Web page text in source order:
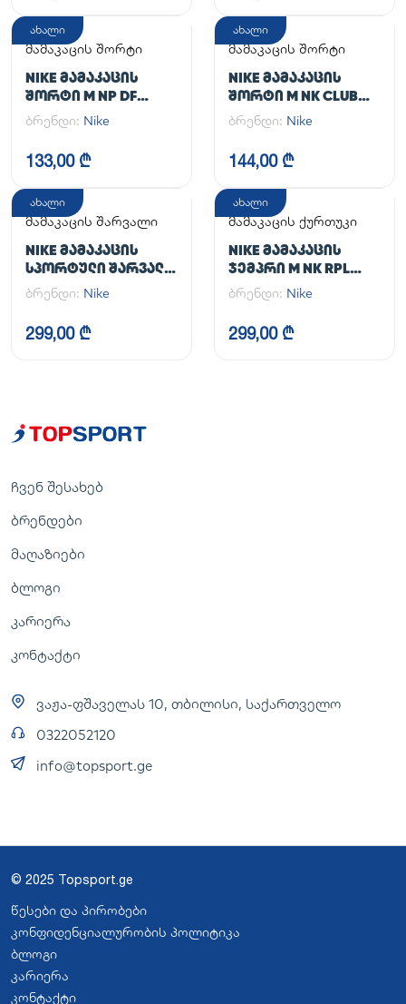
ახალი
მამაკაცის შორტი
NIKE ᲛᲐᲛᲐᲙᲐᲪᲘᲡ
ᲨᲝᲠᲢᲘ M NP DF
LONG SHORT
ბრენდი: Nike
133,00 ₾
ახალი
მამაკაცის შორტი
NIKE ᲛᲐᲛᲐᲙᲐᲪᲘᲡ
ᲨᲝᲠᲢᲘ M NK CLUB
FLOW SHORT
ბრენდი: Nike
144,00 ₾
ახალი
მამაკაცის შარვალი
NIKE ᲛᲐᲛᲐᲙᲐᲪᲘᲡ
ᲡᲞᲝᲠᲢᲣᲚᲘ ᲨᲐᲠᲕᲐᲚᲘ
M NK DF UNLIMITED
PANT TPR
ბრენდი: Nike
299,00 ₾
ახალი
მამაკაცის ქურთუკი
NIKE ᲛᲐᲛᲐᲙᲐᲪᲘᲡ
ᲯᲔᲛᲞᲠᲘ M NK RPL
UNLIMITED JKT
ბრენდი: Nike
299,00 ₾
ჩვენ შესახებ
ბრენდები
მაღაზიები
ბლოგი
კარიერა
კონტაქტი
ვაჟა-ფშაველას 10, თბილისი, საქართველო
0322052120
info@topsport.ge
© 2025 Topsport.ge
წესები და პირობები
კონფიდენციალურობის პოლიტიკა
ბლოგი
კარიერა
კონტაქტი